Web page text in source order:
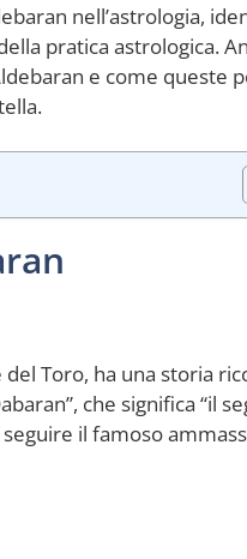
nell’astrologia,
pratica astrologica.
e come queste
Toro, ha una storia
che significa “il
il famoso